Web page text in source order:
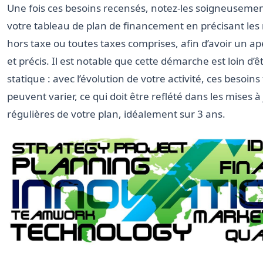
Une fois ces besoins recensés, notez-les
votre tableau de plan de financement en précisant
hors taxe ou toutes taxes comprises, afin d’avoir un
et précis. Il est notable que cette démarche est loin
statique : avec l’évolution de votre activité, ces
peuvent varier, ce qui doit être reflété dans les mises
régulières de votre plan, idéalement sur 3 ans.